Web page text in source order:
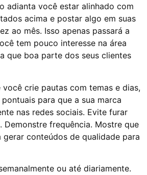
adianta você estar alinhado com
acima e postar algo em suas
ao mês. Isso apenas passará a
tem pouco interesse na área
que boa parte dos seus clientes
crie pautas com temas e dias,
para que a sua marca
nas redes sociais. Evite furar
Demonstre frequência. Mostre que
conteúdos de qualidade para
ou até diariamente.